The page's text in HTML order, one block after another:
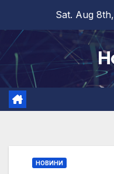
content
Sat. Aug
НОВИНИ